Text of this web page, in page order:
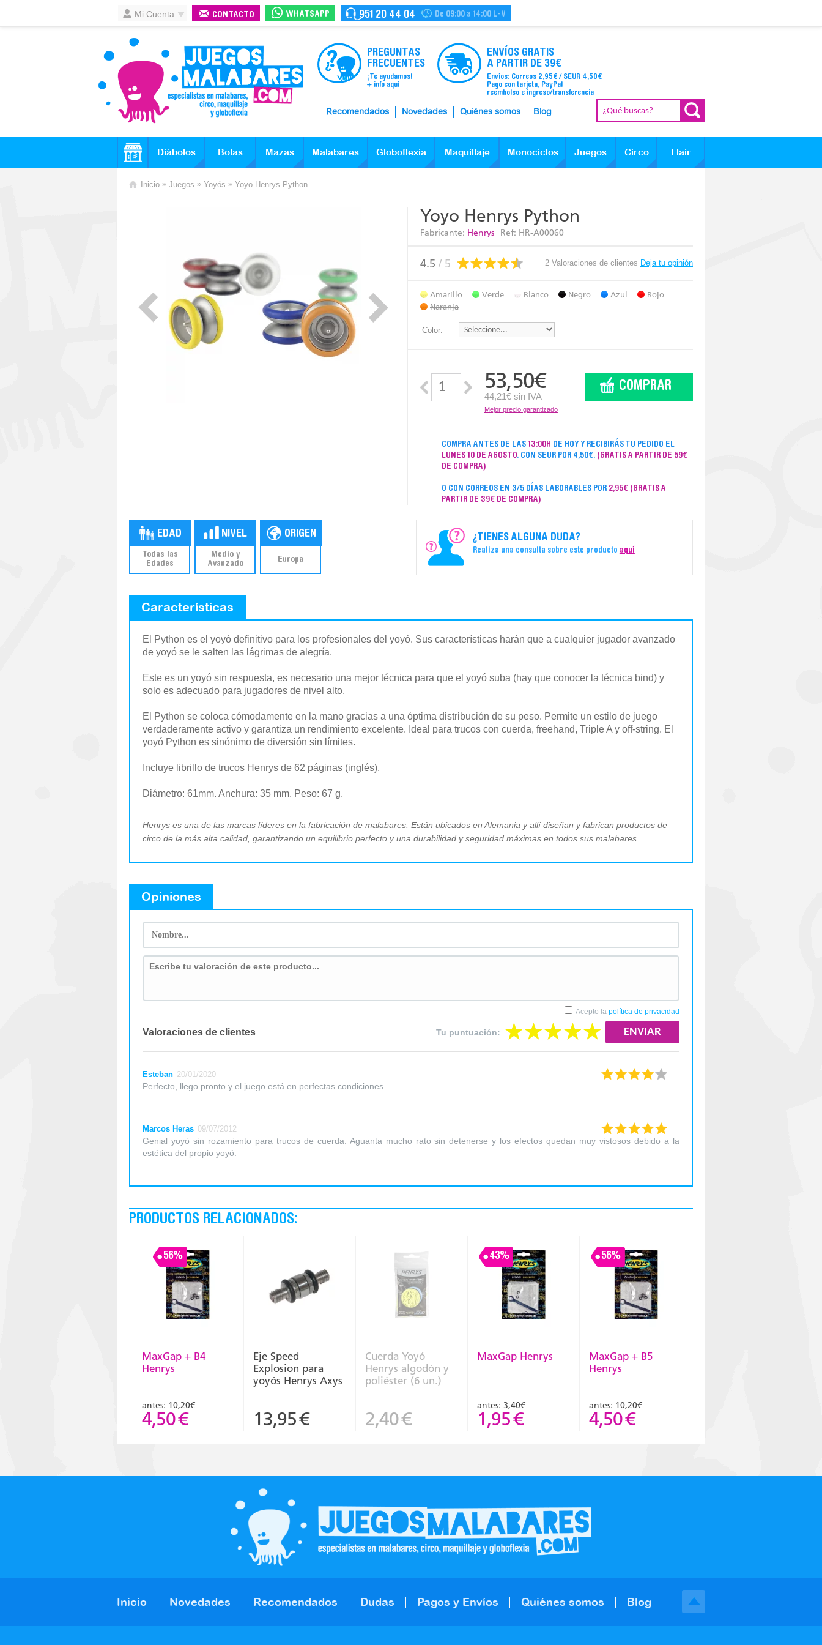
Mi Cuenta CONTACTO WHATSAPP 951 20 44 04 De 09:00 a 14:00 L-V
PREGUNTAS
FRECUENTES
¡Te ayudamos!
+ info aquí
ENVÍOS GRATIS
A PARTIR DE 39€
Envíos: Correos 2,95€ / SEUR 4,50€
Pago con tarjeta, PayPal
reembolso e ingreso/transferencia
Recomendados Novedades Quiénes somos Blog
Diábolos Bolas Mazas Malabares Globoflexia Maquillaje Monociclos Juegos Circo Flair
Inicio » Juegos » Yoyós » Yoyo Henrys Python
Yoyo Henrys Python
Fabricante: Henrys Ref: HR-A00060
4.5 / 5 2 Valoraciones de clientes Deja tu opinión
Amarillo Verde Blanco Negro Azul
Rojo
Naranja
Color:
53,50€
44,21€ sin IVA
Mejor precio garantizado
COMPRAR
COMPRA ANTES DE LAS 13:00H DE HOY Y RECIBIRÁS TU PEDIDO EL
LUNES 10 DE AGOSTO. CON SEUR POR 4,50€. (GRATIS A PARTIR DE 59€
DE COMPRA)
O CON CORREOS EN 3/5 DÍAS LABORABLES POR 2,95€ (GRATIS A
PARTIR DE 39€ DE COMPRA)
Todas las
Edades
Medio y
Avanzado
Europa
¿TIENES ALGUNA DUDA?
Realiza una consulta sobre este producto aquí
Características
El Python es el yoyó definitivo para los profesionales del yoyó. Sus características harán que a cualquier jugador avanzado
de yoyó se le salten las lágrimas de alegría.
Este es un yoyó sin respuesta, es necesario una mejor técnica para que el yoyó suba (hay que conocer la técnica bind) y
solo es adecuado para jugadores de nivel alto.
El Python se coloca cómodamente en la mano gracias a una óptima distribución de su peso. Permite un estilo de juego
verdaderamente activo y garantiza un rendimiento excelente. Ideal para trucos con cuerda, freehand, Triple A y off-string. El
yoyó Python es sinónimo de diversión sin límites.
Incluye librillo de trucos Henrys de 62 páginas (inglés).
Diámetro: 61mm. Anchura: 35 mm. Peso: 67 g.
Henrys es una de las marcas líderes en la fabricación de malabares. Están ubicados en Alemania y allí diseñan y fabrican productos de
circo de la más alta calidad, garantizando un equilibrio perfecto y una durabilidad y seguridad máximas en todos sus malabares.
Opiniones
Valoraciones de clientes Tu puntuación:
Acepto la política de privacidad
Esteban 20/01/2020
Perfecto, llego pronto y el juego está en perfectas condiciones
Marcos Heras 09/07/2012
Genial yoyó sin rozamiento para trucos de cuerda. Aguanta mucho rato sin detenerse y los efectos quedan muy vistosos debido a la
estética del propio yoyó.
PRODUCTOS RELACIONADOS:
56%
MaxGap + B4
Henrys
antes: 10,20€
4,50€
Eje Speed
Explosion para
yoyós Henrys Axys
13,95€
Cuerda Yoyó
Henrys algodón y
poliéster (6 un.)
2,40€
43%
MaxGap Henrys
antes: 3,40€
1,95€
56%
MaxGap + B5
Henrys
antes: 10,20€
4,50€
Inicio Novedades Recomendados Dudas Pagos y Envíos Quiénes somos Blog